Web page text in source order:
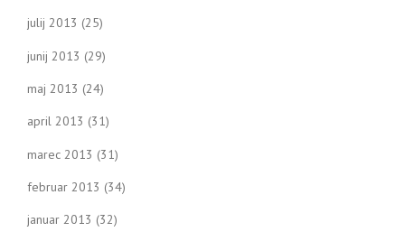
julij 2013 (25)
junij 2013 (29)
maj 2013 (24)
april 2013 (31)
marec 2013 (31)
februar 2013 (34)
januar 2013 (32)